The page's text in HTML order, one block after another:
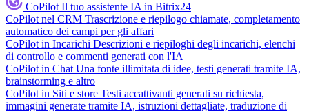
CoPilot Il tuo assistente IA in Bitrix24
CoPilot nel CRM Trascrizione e riepilogo chiamate, completamento
automatico dei campi per gli affari
CoPilot in Incarichi Descrizioni e riepiloghi degli incarichi, elenchi
di controllo e commenti generati con l'IA
CoPilot in Chat Una fonte illimitata di idee, testi generati tramite IA,
brainstorming e altro
CoPilot in Siti e store Testi accattivanti generati su richiesta,
immagini generate tramite IA, istruzioni dettagliate, traduzione di